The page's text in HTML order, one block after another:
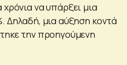
να υπάρξει μια
Δηλαδή, μια αύξηση κοντά
την προηγούμενη